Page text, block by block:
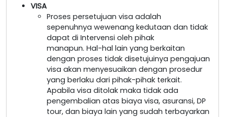
VISA
Proses persetujuan visa adalah
sepenuhnya wewenang kedutaan dan tidak
dapat di Intervensi oleh pihak
manapun. Hal-hal lain yang berkaitan
dengan proses tidak disetujuinya pengajuan
visa akan menyesuaikan dengan prosedur
yang berlaku dari pihak-pihak terkait.
Apabila visa ditolak maka tidak ada
pengembalian atas biaya visa, asuransi, DP
tour, dan biaya lain yang sudah terbayarkan